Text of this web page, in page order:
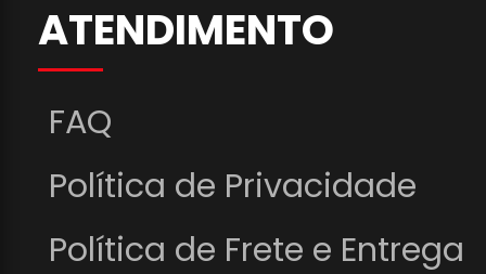
ATENDIMENTO
FAQ
Política de Privacidade
Política de Frete e Entrega